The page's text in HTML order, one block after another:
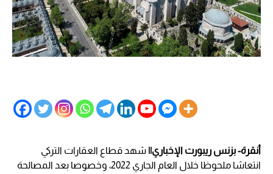
أنقرة- بزنس ريبورت الإخباري|| شهد قطاع العقارات التركي
انتعاشا ملحوظا خلال العام الجاري 2022، وخصوصا بعد المصالحة